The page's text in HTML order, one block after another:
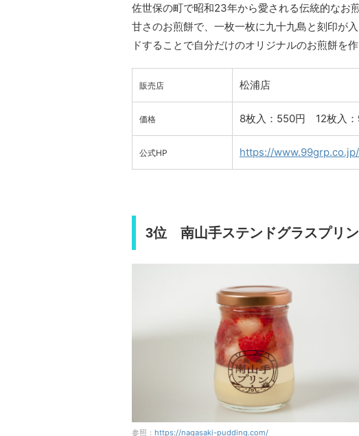
佐世保の町で昭和23年から愛される伝統的なお
甘さのお煎餅で、一枚一枚に九十九島と刻印が
ドすることで自分だけのオリジナルのお煎餅を作
販売店 松浦店
価格 8枚入：550円 12枚入
公式HP https://www.99grp.co.jp/
3位 南山手ステンドグラスプリン
参照： https://nagasaki-pudding.com/